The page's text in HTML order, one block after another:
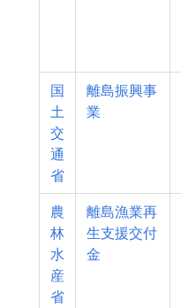
国
土
交
通
省
離島振興事
業
農
林
水
産
省
離島漁業再
生支援交付
金